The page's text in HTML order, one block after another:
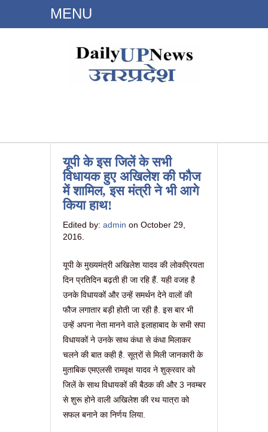
MENU
यूपी के इस जिलें के सभी
विधायक हुए अखिलेश की फौज
में शामिल, इस मंत्री ने भी आगे
किया हाथ!
Edited by: admin on October 29,
2016.
यूपी के मुख्यमंत्री अखिलेश यादव की लोकप्रियता
दिन प्रतिदिन बढ़ती ही जा रहि हैं. यही वजह है
उनके विधायकों और उन्हें समर्थन देने वालों की
फौज लगातार बड़ी होती जा रही है. इस बार भी
उन्हें अपना नेता मानने वाले इलाहाबाद के सभी सपा
विधायकों ने उनके साथ कंधा से कंधा मिलाकर
चलने की बात कही है. सूत्रों से मिली जानकारी के
मुताबिक एमएलसी रामवृक्ष यादव ने शुक्रवार को
जिलें के साथ विधायकों की बैठक की और 3 नवम्बर
से शुरू होने वाली अखिलेश की रथ यात्रा को
सफल बनाने का निर्णय लिया.